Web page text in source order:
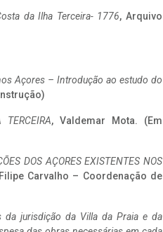
da Ilha Terceira- 1776, Arquivo
Açores – Introdução ao estudo do
, Valdemar Mota. (Em
DOS AÇORES EXISTENTES NOS
Carvalho – Coordenação de
jurisdição da Villa da Praia e da